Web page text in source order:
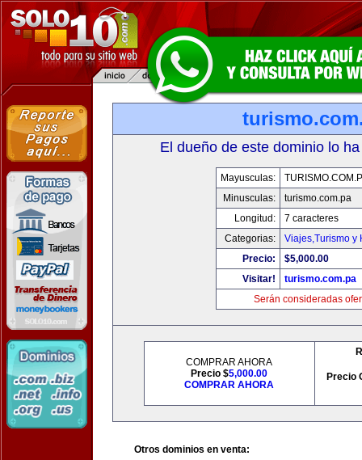
El dueño de este dominio lo
Mayusculas:
Minusculas:
turismo.com.pa
Longitud:
7 caracteres
Categorias:
Viajes,Turismo y
Precio:
$5,000.00
Visitar!
turismo.com.pa
Serán consideradas
COMPRAR AHORA
Precio $5,000.00
COMPRAR AHORA
Precio
Otros dominios en venta: